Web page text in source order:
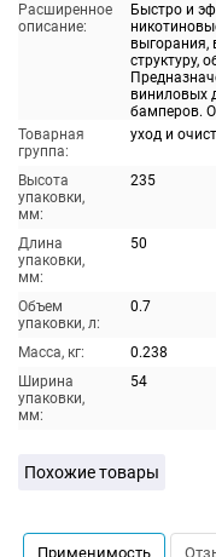
Расширенное
описание:
Быстро и
выгорания,
структуру,
виниловых
бамперов.
Товарная
группа:
уход и
Высота
упаковки,
мм:
235
Длина
упаковки,
мм:
50
Объем
упаковки, л:
0.7
Масса, кг:
0.238
Ширина
упаковки,
мм:
54
Похожие товары
Применимость